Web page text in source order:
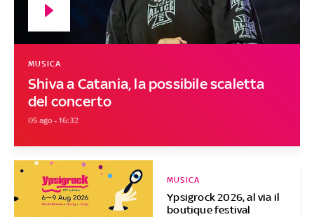
Shiva a Catania, la possibile scaletta
del concerto
MUSICA
05 ago - 16:32
Ypsigrock 2026, al via il
boutique festival
MUSICA